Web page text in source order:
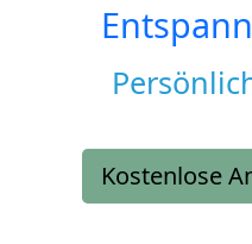
Kostenlose